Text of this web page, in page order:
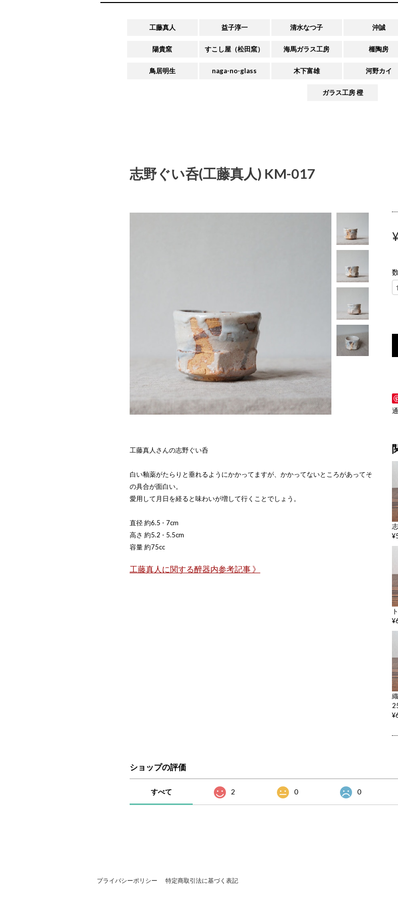
工藤真人 益子淳一 清水なつ子 沖誠
陽貴窯 すこし屋（松田窯） 海馬ガラス工房 榧陶房
鳥居明生 naga-no-glass 木下富雄 河野カイ
ガラス工房 橙
志野ぐい呑(工藤真人) KM-017
工藤真人さんの志野ぐい呑
白い釉薬がたらりと垂れるようにかかってますが、かかってないところがあってそ
の具合が面白い。
愛用して月日を経ると味わいが増して行くことでしょう。
直径 約6.5 - 7cm
高さ 約5.2 - 5.5cm
容量 約75cc
工藤真人に関する醉器内参考記事 》
ショップの評価
すべて 2 0 0
プライバシーポリシー 特定商取引法に基づく表記